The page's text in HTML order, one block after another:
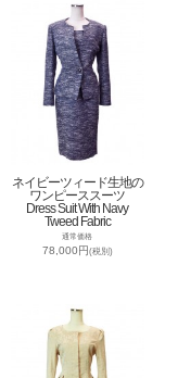
ネイビーツィード生地の
ワンピーススーツ
Dress Suit With Navy
Tweed Fabric
通常価格
78,000円(税別)